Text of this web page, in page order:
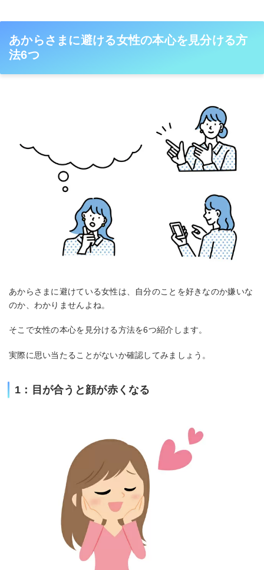
あからさまに避ける女性の本心を見分ける方
法6つ
あからさまに避けている女性は、自分のことを好きなのか嫌いな
のか、わかりませんよね。
そこで女性の本心を見分ける方法を6つ紹介します。
実際に思い当たることがないか確認してみましょう。
1：目が合うと顔が赤くなる